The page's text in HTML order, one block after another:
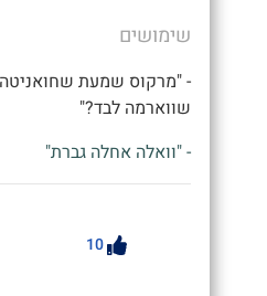
שימושים
- "מרקוס שמעת
שווארמה לבד?"
- "וואלה אחלה גברת"
10